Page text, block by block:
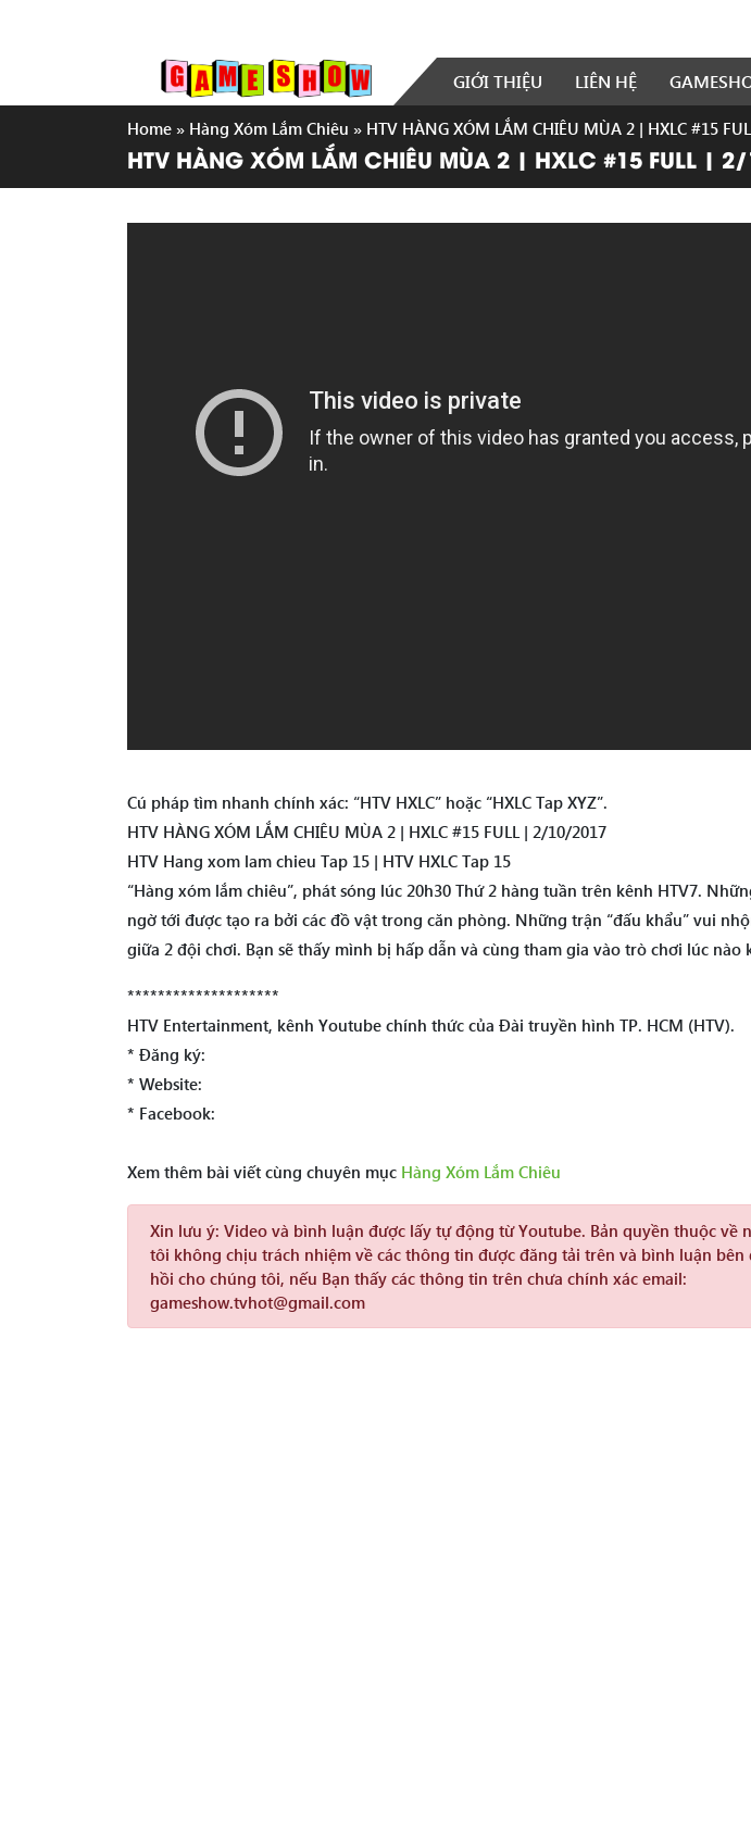
GIỚI THIỆU LIÊN HỆ
Home » Hàng Xóm Lắm Chiêu » HTV HÀNG XÓM LẮM CHIÊU MÙA 2 | HXLC #15
HTV HÀNG XÓM LẮM CHIÊU MÙA 2 | HXLC #15 FULL |
Cú pháp tìm nhanh chính xác: “HTV HXLC” hoặc “HXLC Tap XYZ”.
HTV HÀNG XÓM LẮM CHIÊU MÙA 2 | HXLC #15 FULL | 2/10/2017
HTV Hang xom lam chieu Tap 15 | HTV HXLC Tap 15
“Hàng xóm lắm chiêu”, phát sóng lúc 20h30 Thứ 2 hàng tuần trên kênh HTV7.
ngờ tới được tạo ra bởi các đồ vật trong căn phòng. Những trận “đấu khẩu” vui
giữa 2 đội chơi. Bạn sẽ thấy mình bị hấp dẫn và cùng tham gia vào trò chơi lúc nào
********************
HTV Entertainment, kênh Youtube chính thức của Đài truyền hình TP. HCM (HTV).
* Đăng ký:
* Website:
* Facebook:
Xem thêm bài viết cùng chuyên mục Hàng Xóm Lắm Chiêu
Xin lưu ý: Video và bình luận được lấy tự động từ Youtube. Bản quyền thuộc về
tôi không chịu trách nhiệm về các thông tin được đăng tải trên và bình luận
hồi cho chúng tôi, nếu Bạn thấy các thông tin trên chưa chính xác email:
gameshow.tvhot@gmail.com